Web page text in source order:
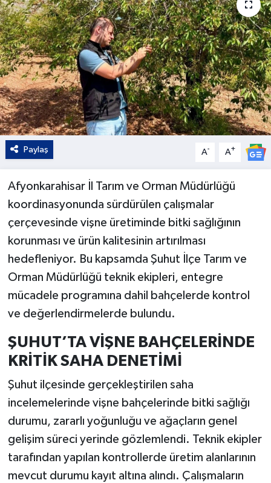
Paylaş A- A+
Afyonkarahisar İl Tarım ve Orman Müdürlüğü
koordinasyonunda sürdürülen çalışmalar
çerçevesinde vişne üretiminde bitki sağlığının
korunması ve ürün kalitesinin artırılması
hedefleniyor. Bu kapsamda Şuhut İlçe Tarım ve
Orman Müdürlüğü teknik ekipleri, entegre
mücadele programına dahil bahçelerde kontrol
ve değerlendirmelerde bulundu.
ŞUHUT’TA VİŞNE BAHÇELERİNDE
KRİTİK SAHA DENETİMİ
Şuhut ilçesinde gerçekleştirilen saha
incelemelerinde vişne bahçelerinde bitki sağlığı
durumu, zararlı yoğunluğu ve ağaçların genel
gelişim süreci yerinde gözlemlendi. Teknik ekipler
tarafından yapılan kontrollerde üretim alanlarının
mevcut durumu kayıt altına alındı. Çalışmaların